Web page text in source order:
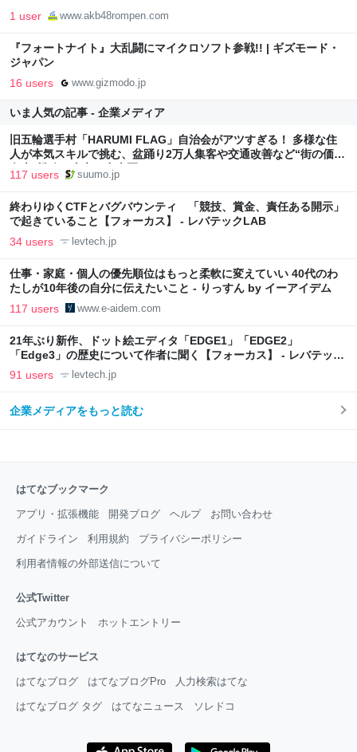
1 user www.akb48rompen.com
『フォートナイト』大乱闘にマイクロソフト参戦!! | ギズモード・
ジャパン
16 users www.gizmodo.jp
いま人気の記事 - 企業メディア
旧五輪選手村「HARUMI FLAG」自治会がアツすぎる！ 多様な住
人が本気スキルで挑む、盆踊り2万人集客や交通改善など“街の価値
向上”戦略 東京・中央区
117 users suumo.jp
終わりゆくCTFとバグバウンティ 「競技、賞金、責任ある開示」
で起きていること【フォーカス】 - レバテックLAB
34 users levtech.jp
仕事・家庭・個人の優先順位はもっと柔軟に変えていい 40代のわ
たしが10年後の自分に伝えたいこと - りっすん by イーアイデム
117 users www.e-aidem.com
21年ぶり新作、ドット絵エディタ「EDGE1」「EDGE2」
「Edge3」の歴史について作者に聞く【フォーカス】 - レバテック
LAB
91 users levtech.jp
企業メディアをもっと読む
はてなブックマーク
アプリ・拡張機能 開発ブログ ヘルプ お問い合わせ
ガイドライン 利用規約 プライバシーポリシー
利用者情報の外部送信について
公式Twitter
公式アカウント ホットエントリー
はてなのサービス
はてなブログ はてなブログPro 人力検索はてな
はてなブログ タグ はてなニュース ソレドコ